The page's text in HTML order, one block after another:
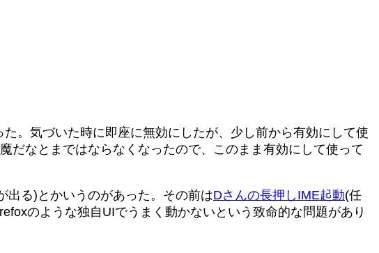
。気づいた時に即座に無効にしたが、少し前から有効にして使
だなとまではならなくなったので、このまま有効にして使って
出る)とかいうのがあった。その前はDさんの長押しIME起動(任
のような独自UIでうまく動かないという致命的な問題があり